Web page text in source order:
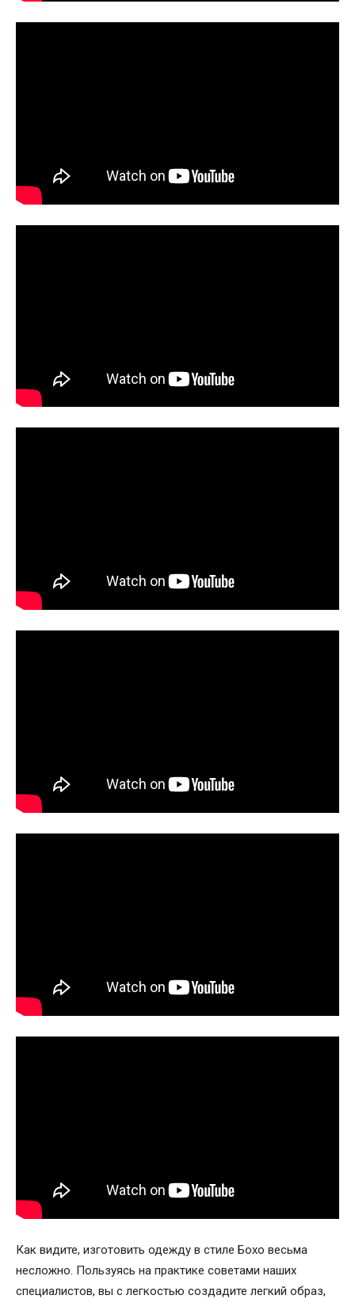
Как видите, изготовить одежду в стиле Бохо весьма
несложно. Пользуясь на практике советами наших
специалистов, вы с легкостью создадите легкий образ,